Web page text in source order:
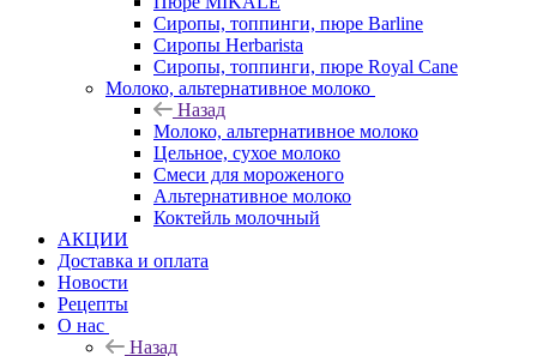
Сиропы, топпинги, пюре Barline
Сиропы Herbarista
Сиропы, топпинги, пюре Royal Cane
Молоко, альтернативное молоко
Назад
Молоко, альтернативное молоко
Цельное, сухое молоко
Смеси для мороженого
Альтернативное молоко
Коктейль молочный
АКЦИИ
Доставка и оплата
Новости
Рецепты
О нас
Назад